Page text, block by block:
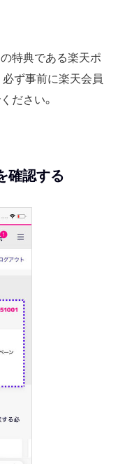
特典である楽天ポ
ず事前に楽天会員
ださい。
確認する